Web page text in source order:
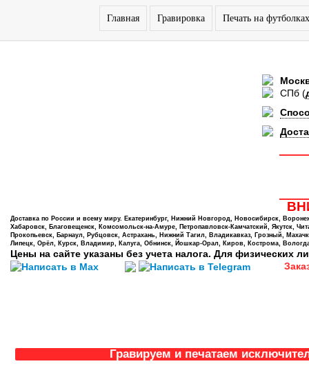
Главная Гравировка Печать на футболках
СПб (
Доставка по России и всему миру. Екатеринбург, Нижний Новгород, Новосибирск,
Хабаровск, Благовещенск, Комсомольск-на-Амуре, Петропавловск-Камчатский, Якутск,
Прокопьевск, Барнаул, Рубцовск, Астрахань, Нижний Тагил, Владикавказ, Грозный,
Липецк, Орёл, Курск, Владимир, Калуга, Обнинск, Йошкар-Орал, Киров, Кострома,
Цены на сайте указаны без учета налога. Для физических
Гравируем и печатаем